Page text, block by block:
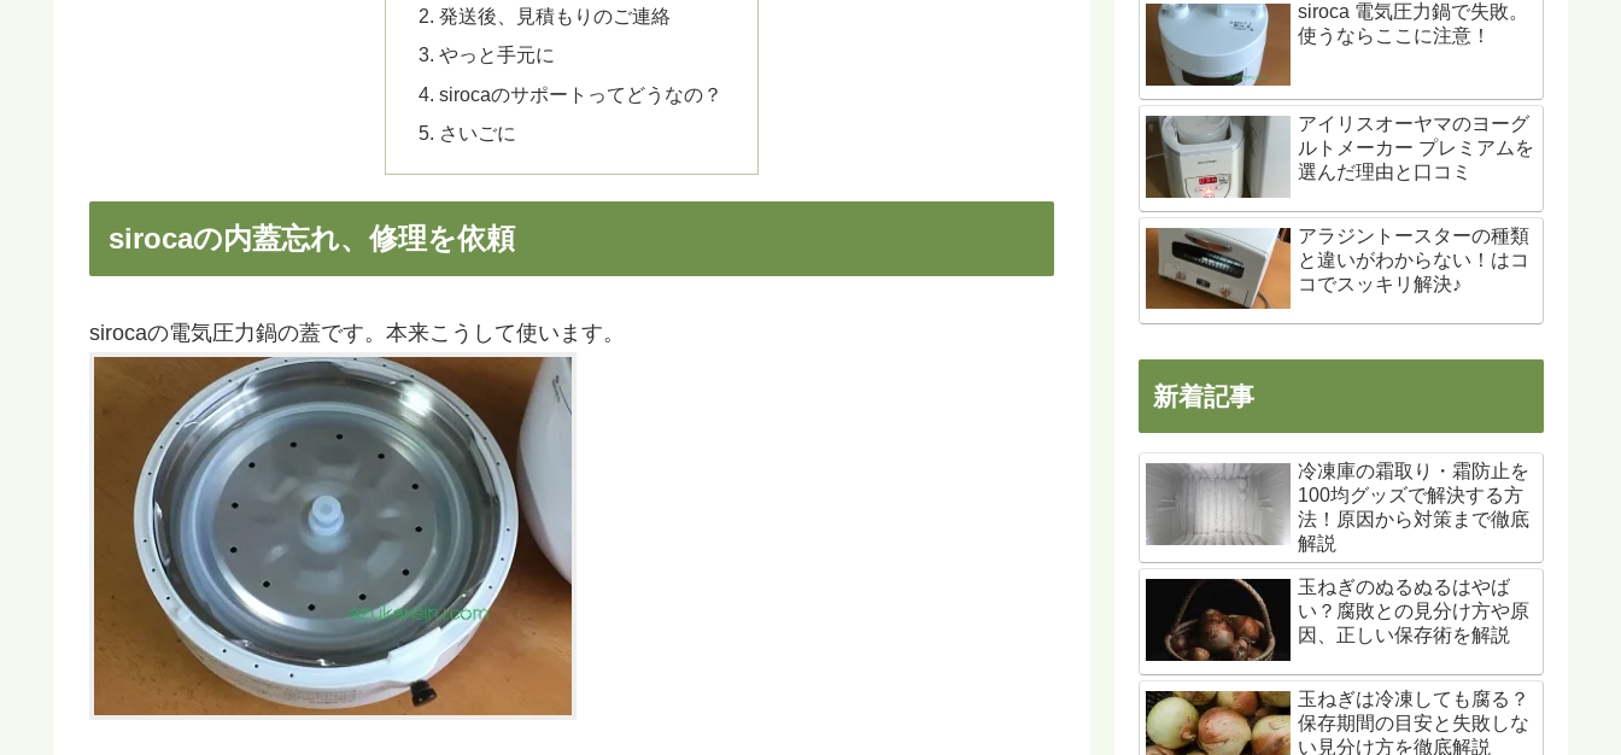
発送後、見積もりのご連絡
やっと手元に
sirocaのサポートってどうなの？
さいごに
sirocaの内蓋忘れ、修理を依頼
sirocaの電気圧力鍋の蓋です。本来こうして使います。
siroca 電気圧力鍋で失敗。
使うならここに注意！
アイリスオーヤマのヨーグ
ルトメーカー プレミアムを
選んだ理由と口コミ
アラジントースターの種類
と違いがわからない！はコ
コでスッキリ解決♪
新着記事
冷凍庫の霜取り・霜防止を
100均グッズで解決する方
法！原因から対策まで徹底
解説
玉ねぎのぬるぬるはやば
い？腐敗との見分け方や原
因、正しい保存術を解説
玉ねぎは冷凍しても腐る？
保存期間の目安と失敗しな
い見分け方を徹底解説